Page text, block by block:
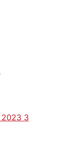
2023 3